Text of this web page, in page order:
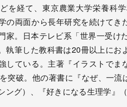
を経て、東京農業大学栄養科
の両面から長年研究を続けて
家。日本テレビ系「世界一受け
執筆した教科書は20冊以上に
している。主著『イラストで
突破。他の著書に『なぜ、一
ング）、『好きになる生理学』（